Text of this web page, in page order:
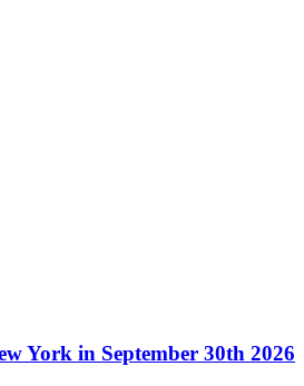
York in September 30th 2026